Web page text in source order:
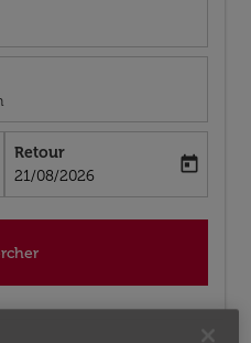
label
Retour
fc-booking-return-date-aria-label
21/08/2026
today